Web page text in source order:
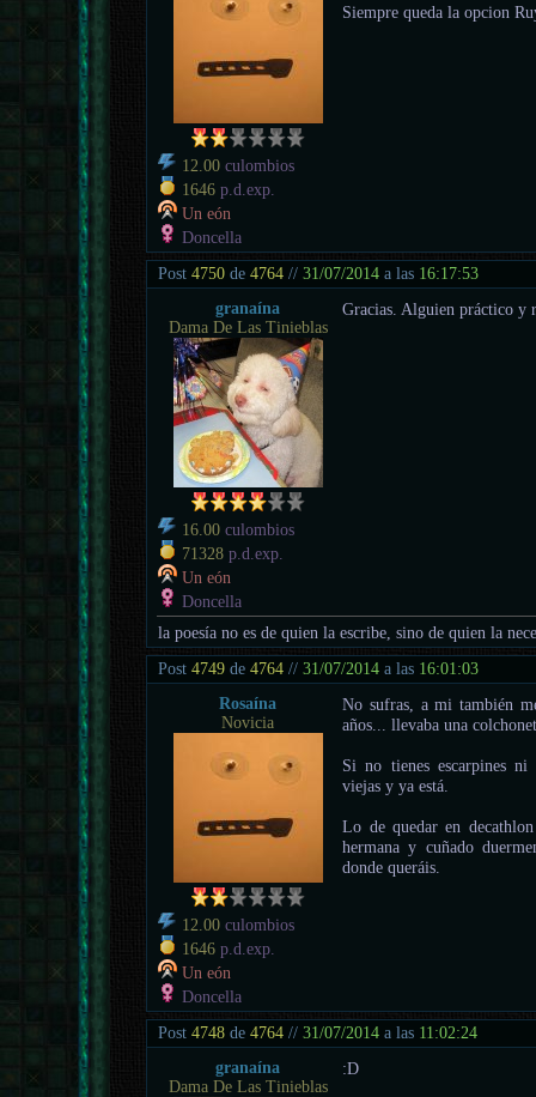
12.00 culombios
1646 p.d.exp.
Un eón
Doncella
Siempre queda la opcion
Post4750 de4764 //31/07/2014 a las 16:17:53
granaína
Dama De Las Tinieblas
16.00 culombios
71328 p.d.exp.
Un eón
Doncella
Gracias. Alguien práctico y
la poesía no es de quien la escribe, sino de quien la
Post4749 de4764 //31/07/2014 a las 16:01:03
Rosaína
Novicia
12.00 culombios
1646 p.d.exp.
Un eón
Doncella
No sufras, a mi también
años... llevaba una
Si no tienes escarpines ni
viejas y ya está.
Lo de quedar en
hermana y cuñado
donde queráis.
Post4748 de4764 //31/07/2014 a las 11:02:24
granaína
Dama De Las Tinieblas
:D